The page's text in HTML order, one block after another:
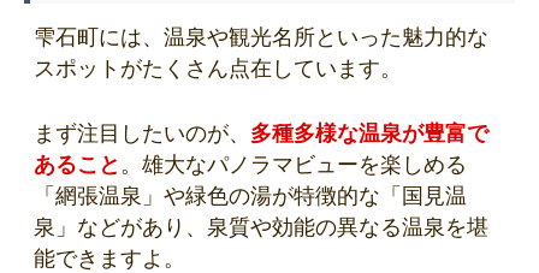
雫石町には、温泉や観光名所といった魅力的な
スポットがたくさん点在しています。
まず注目したいのが、 多種多様な温泉が豊富で
あること 。雄大なパノラマビューを楽しめる
「網張温泉」や緑色の湯が特徴的な「国見温
泉」などがあり、泉質や効能の異なる温泉を堪
能できますよ。